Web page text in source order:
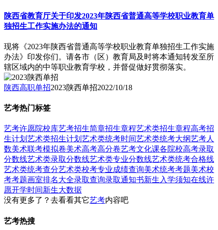
陕西省教育厅关于印发2023年陕西省普通高等学校职业教育单
独招生工作实施办法的通知
现将《2023年陕西省普通高等学校职业教育单独招生工作实施
办法》印发你们。请各市（区）教育局及时将本通知转发至所
辖区域内的中等职业教育学校，并督促做好贯彻落实。
陕西高职单招2023陕西单招2022/10/18
艺考热门标签
艺考许愿院校库艺考招生简章招生章程艺术类招生章程高考招
生计划 艺术类招生计划 艺术类统考时间艺术类统考大纲艺考人
数美术联考模拟卷美术高考高分卷艺考文化课各院校高考录取
分数线艺术类录取分数线艺术类专业分数线艺术类统考合格线
艺术类统考查分艺术类校考专业成绩查询美术统考考题美术校
考考题画室排名大全录取查询录取通知书新生入学须知在线许
愿开学时间新生大数据
没有更多了？去看看其它艺考内容吧
艺考热搜